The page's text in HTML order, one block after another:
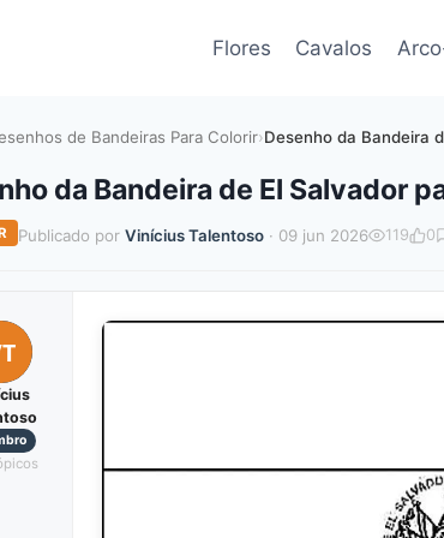
Flores Cavalos
de Bandeiras Para Colorir›Desenho da Bandeira
da Bandeira de El Salvador
Publicado por Vinícius Talentoso· 09 jun 2026 119 0